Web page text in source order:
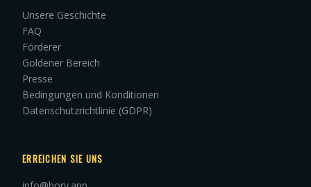
Unsere Geschichte
FAQ
Förderer
Goldener Bereich
Presse
Bedingungen und Konditionen
Datenschutzrichtlinie (GDPR)
ERREICHEN SIE UNS